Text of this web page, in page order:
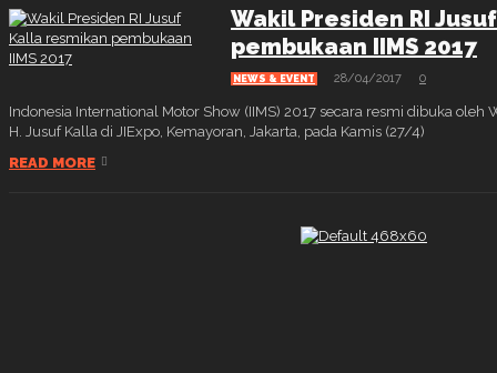
Wakil Presiden RI
pembukaan IIMS 2017
NEWS & EVENT 28/04/2017 0
Indonesia International Motor Show (IIMS) 2017 secara resmi dibuka oleh
H. Jusuf Kalla di JIExpo, Kemayoran, Jakarta, pada Kamis (27/4)
READ MORE